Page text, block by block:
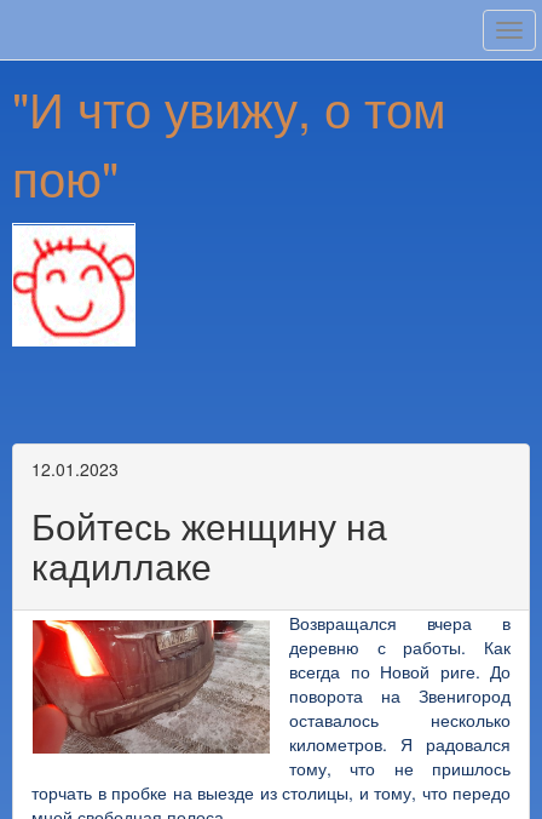
"И что увижу, о том
пою"
12.01.2023
Бойтесь женщину на
кадиллаке
Возвращался вчера в
деревню с работы. Как
всегда по Новой риге. До
поворота на Звенигород
оставалось несколько
километров. Я радовался
тому, что не пришлось
торчать в пробке на выезде из столицы, и тому, что передо